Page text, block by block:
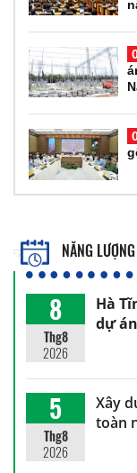
NĂNG
8
Thg8
2026
Hà
dự
5
Thg8
2026
Xây
toàn